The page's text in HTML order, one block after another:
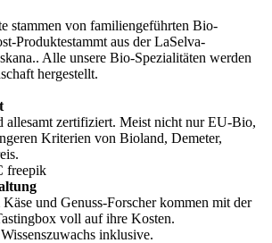
stammen von familiengeführten Bio-
Produktestammt aus der LaSelva-
Alle unsere Bio-Spezialitäten werden
hergestellt.
allesamt zertifiziert. Meist nicht nur EU-Bio,
Kriterien von Bioland, Demeter,
und Genuss-Forscher kommen mit der
voll auf ihre Kosten.
inklusive.